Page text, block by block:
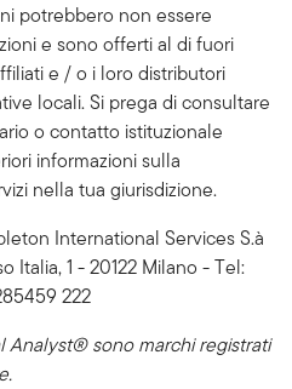
potrebbero non essere
e sono offerti al di fuori
e / o i loro distributori
locali. Si prega di consultare
o contatto istituzionale
informazioni sulla
nella tua giurisdizione.
International Services S.à
Italia, 1 - 20122 Milano - Tel:
222
Analyst® sono marchi registrati